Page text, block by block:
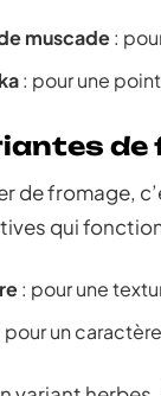
muscade:
: pour une
de
de fromage,
qui
: pour une
pour un